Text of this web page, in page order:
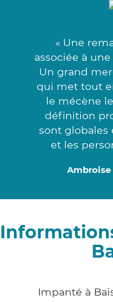
« Une
associée à
Un grand
qui met tout
le mécène
définition
sont globales
et les
Ambroise
Impanté à